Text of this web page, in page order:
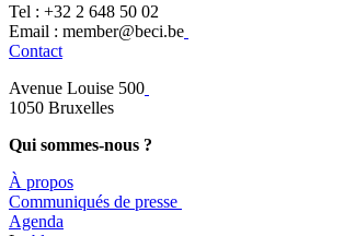
Tel : +32 2 648 50 02​
​​Email : member@beci.be
Contact
Avenue Louise 500
​1050 Bruxelles
Qui sommes-nous ?
À propos
​​Communiqués de presse
​Agenda